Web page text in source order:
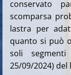
conservato
scomparsa
lastra per
quanto si può
soli
25/09/2024) del